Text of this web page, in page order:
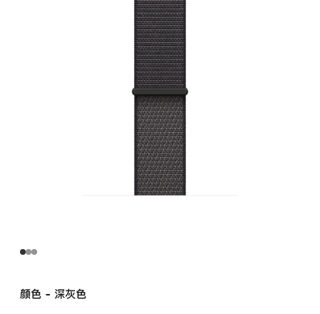
颜色 - 深灰色